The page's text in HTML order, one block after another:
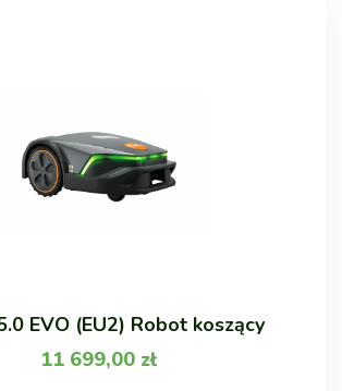
EVO (EU2) Robot koszący
11 699,00 zł